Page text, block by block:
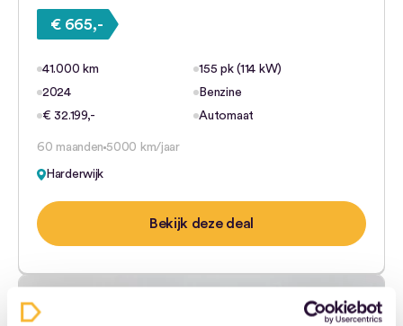
€ 665,-
41.000 km
155 pk (114 kW)
2024
Benzine
€ 32.199,-
Automaat
60 maanden 5000 km/jaar
Harderwijk
Bekijk deze deal